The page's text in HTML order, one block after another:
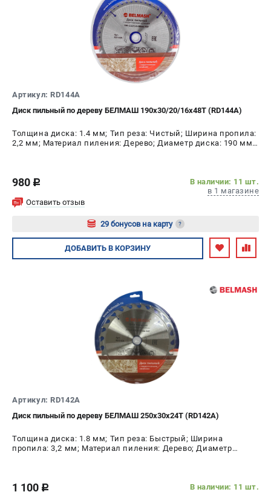
Артикул: RD144A
Диск пильный по дереву БЕЛМАШ 190х30/20/16x48T (RD144A)
Толщина диска: 1.4 мм; Тип реза: Чистый; Ширина пропила:
2,2 мм; Материал пиления: Дерево; Диаметр диска: 190 мм;
980 c
В наличии: 11 шт.
в 1 магазине
Оставить отзыв
29 бонусов на карту ?
Авторизуйтесь
ДОБАВИТЬ В КОРЗИНУ
Артикул: RD142A
Диск пильный по дереву БЕЛМАШ 250x30x24T (RD142A)
Толщина диска: 1.8 мм; Тип реза: Быстрый; Ширина
пропила: 3,2 мм; Материал пиления: Дерево; Диаметр
1 100 c
В наличии: 11 шт.